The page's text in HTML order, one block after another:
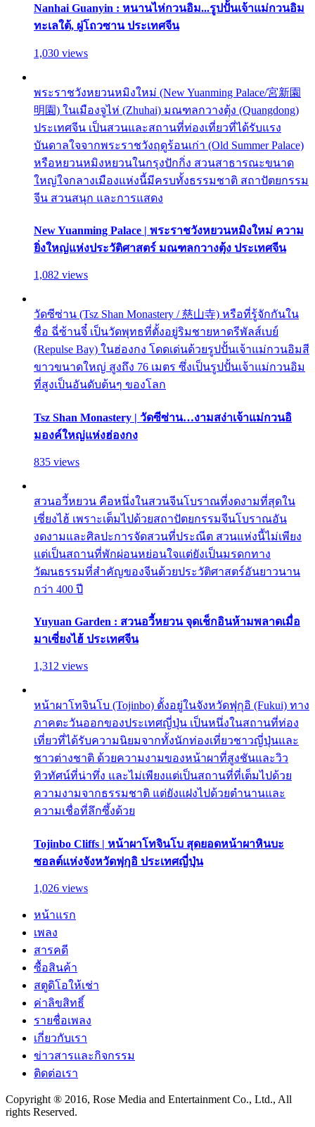
Nanhai Guanyin : หนานไห่กวนอิม...รูปปั้นเจ้าแม่กวนอิม
ทะเลใต้, ผู่โถวซาน ประเทศจีน
1,030 views
พระราชวังหยวนหมิงใหม่ (New Yuanming Palace/宮新園
明園) ในเมืองจูไห่ (Zhuhai) มณฑลกวางตุ้ง (Quangdong)
ประเทศจีน เป็นสวนและสถานที่ท่องเที่ยวที่ได้รับแรง
บันดาลใจจากพระราชวังฤดูร้อนเก่า (Old Summer Palace)
หรือหยวนหมิงหยวนในกรุงปักกิ่ง สวนสาธารณะขนาด
ใหญ่ใจกลางเมืองแห่งนี้มีครบทั้งธรรมชาติ สถาปัตยกรรม
จีน สวนสนุก และการแสดง
New Yuanming Palace | พระราชวังหยวนหมิงใหม่ ความ
ยิ่งใหญ่แห่งประวัติศาสตร์ มณฑลกวางตุ้ง ประเทศจีน
1,082 views
วัดซีซ่าน (Tsz Shan Monastery / 慈山寺) หรือที่รู้จักกันใน
ชื่อ ฉี่ซ้านจี๋ เป็นวัดพุทธที่ตั้งอยู่ริมชายหาดรีพัลส์เบย์
(Repulse Bay) ในฮ่องกง โดดเด่นด้วยรูปปั้นเจ้าแม่กวนอิมสี
ขาวขนาดใหญ่ สูงถึง 76 เมตร ซึ่งเป็นรูปปั้นเจ้าแม่กวนอิม
ที่สูงเป็นอันดับต้นๆ ของโลก
Tsz Shan Monastery | วัดซีซ่าน…งามสง่าเจ้าแม่กวนอิ
มองค์ใหญ่แห่งฮ่องกง
835 views
สวนอวี้หยวน คือหนึ่งในสวนจีนโบราณที่งดงามที่สุดใน
เซี่ยงไฮ้ เพราะเต็มไปด้วยสถาปัตยกรรมจีนโบราณอัน
งดงามและศิลปะการจัดสวนที่ประณีต สวนแห่งนี้ไม่เพียง
แต่เป็นสถานที่พักผ่อนหย่อนใจแต่ยังเป็นมรดกทาง
วัฒนธรรมที่สำคัญของจีนด้วยประวัติศาสตร์อันยาวนาน
กว่า 400 ปี
Yuyuan Garden : สวนอวี้หยวน จุดเช็กอินห้ามพลาดเมื่อ
มาเซี่ยงไฮ้ ประเทศจีน
1,312 views
หน้าผาโทจินโบ (Tojinbo) ตั้งอยู่ในจังหวัดฟุกุอิ (Fukui) ทาง
ภาคตะวันออกของประเทศญี่ปุ่น เป็นหนึ่งในสถานที่ท่อง
เที่ยวที่ได้รับความนิยมจากทั้งนักท่องเที่ยวชาวญี่ปุ่นและ
ชาวต่างชาติ ด้วยความงามของหน้าผาที่สูงชันและวิว
ทิวทัศน์ที่น่าทึ่ง และไม่เพียงแต่เป็นสถานที่ที่เต็มไปด้วย
ความงามจากธรรมชาติ แต่ยังแฝงไปด้วยตำนานและ
ความเชื่อที่ลึกซึ้งด้วย
Tojinbo Cliffs | หน้าผาโทจินโบ สุดยอดหน้าผาหินบะ
ซอลต์แห่งจังหวัดฟุกุอิ ประเทศญี่ปุ่น
1,026 views
หน้าแรก
เพลง
สารคดี
ซื้อสินค้า
สตูดิโอให้เช่า
ค่าลิขสิทธิ์
รายชื่อเพลง
เกี่ยวกับเรา
ข่าวสารและกิจกรรม
ติดต่อเรา
Copyright ® 2016, Rose Media and Entertainment Co., Ltd., All
rights Reserved.